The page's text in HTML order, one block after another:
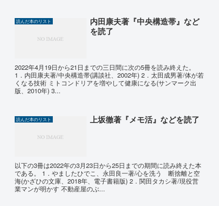
読んだ本のリスト
内田康夫著『中央構造帯』など
を読了
2022年4月19日から21日までの三日間に次の5冊を読み終えた。
1．内田康夫著/中央構造帯(講談社、2002年) 2．太田成男著/体が若
くなる技術 ミトコンドリアを増やして健康になる(サンマーク出
版、2010年) 3...
読んだ本のリスト 上坂徹著『メモ活』などを読了
以下の3冊は2022年の3月23日から25日までの期間に読み終えた本
である。 1．やましたひでこ、永田良一著/心を洗う 断捨離と空
海(かざひの文庫、2018年、電子書籍版) 2．関田タカシ著/現役営
業マンが明かす 不動産屋のぶ...